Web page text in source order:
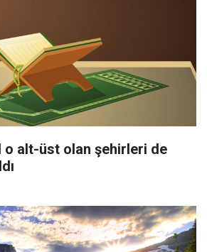
o alt-üst olan şehirleri de